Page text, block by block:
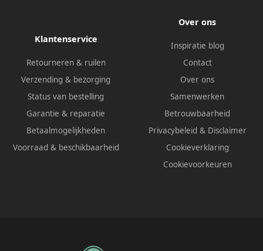
Klantenservice
Retourneren & ruilen
Verzending & bezorging
Status van bestelling
Garantie & reparatie
Betaalmogelijkheden
Voorraad & beschikbaarheid
Over ons
Inspiratie blog
Contact
Over ons
Samenwerken
Betrouwbaarheid
Privacybeleid & Disclaimer
Cookieverklaring
Cookievoorkeuren